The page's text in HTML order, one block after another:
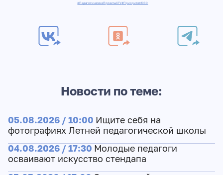
#ПедагогическиеПроектыСГУ#Приоритет2030
Новости по теме:
05.08.2026 / 10:00 Ищите себя на
фотографиях Летней педагогической школы
04.08.2026 / 17:30 Молодые педагоги
осваивают искусство стендапа